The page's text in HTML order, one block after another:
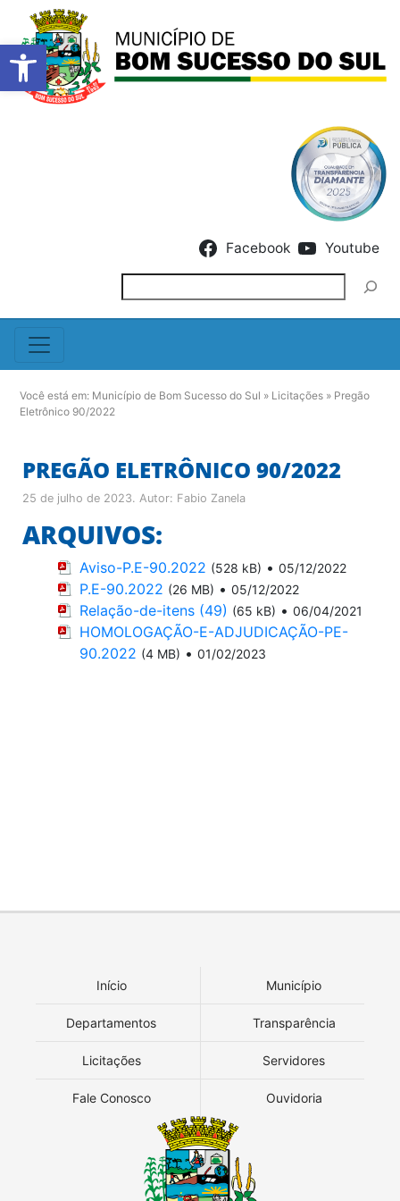
Barra de Ferramentas
Facebook Youtube
Você está em: Município de Bom Sucesso do Sul » Licitações » Pregão
Eletrônico 90/2022
PREGÃO ELETRÔNICO 90/2022
25 de julho de 2023. Autor: Fabio Zanela
ARQUIVOS:
Aviso-P.E-90.2022 (528 kB) • 05/12/2022
P.E-90.2022 (26 MB) • 05/12/2022
Relação-de-itens (49) (65 kB) • 06/04/2021
HOMOLOGAÇÃO-E-ADJUDICAÇÃO-PE-
90.2022 (4 MB) • 01/02/2023
Início Município
Departamentos Transparência
Licitações Servidores
Fale Conosco Ouvidoria